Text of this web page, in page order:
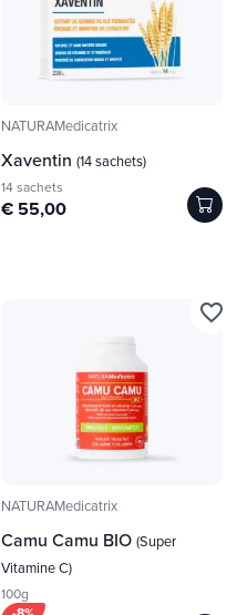
NATURAMedicatrix
Xaventin (14 sachets)
14 sachets
€ 55,00
NATURAMedicatrix
Camu Camu BIO (Super
Vitamine C)
100g
favorite_border